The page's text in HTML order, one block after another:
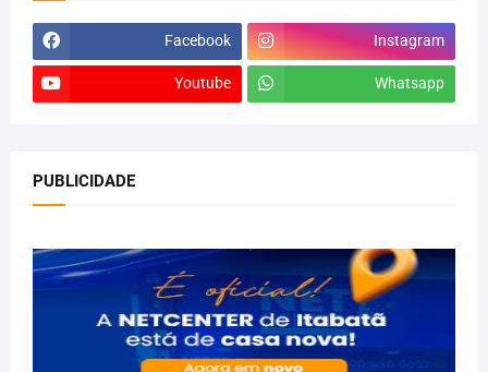
Facebook Instagram
Youtube Whatsapp
PUBLICIDADE